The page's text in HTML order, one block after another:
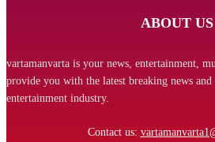
ABOUT US
vartamanvarta is your news, entertainment,
provide you with the latest breaking news
entertainment industry.
Contact us: